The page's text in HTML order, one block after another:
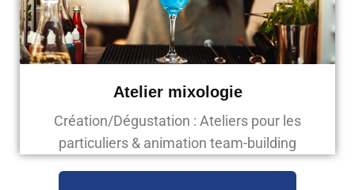
Atelier mixologie
Création/Dégustation : Ateliers pour les
particuliers & animation team-building